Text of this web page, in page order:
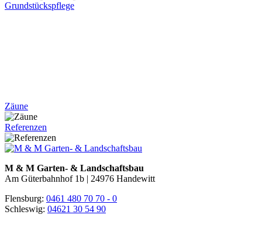
Grundstückspflege
Zäune
Referenzen
M & M Garten- & Landschaftsbau
Am Güterbahnhof 1b | 24976 Handewitt
Flensburg: 0461 480 70 70 - 0
Schleswig: 04621 30 54 90